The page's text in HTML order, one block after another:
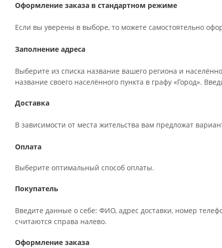
Оформление заказа в стандартном режиме
Если вы уверены в выборе, то можете самостоятельно
Заполнение адреса
Выберите из списка название вашего региона и
название своего населённого пункта в графу «Город».
Доставка
В зависимости от места жительства вам предложат
Оплата
Выберите оптимальный способ оплаты.
Покупатель
Введите данные о себе: ФИО, адрес доставки, номер
считаются справа налево.
Оформление заказа